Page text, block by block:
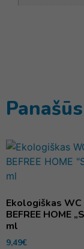
Ekologiškas
BEFREE HOME
ml
9,49€